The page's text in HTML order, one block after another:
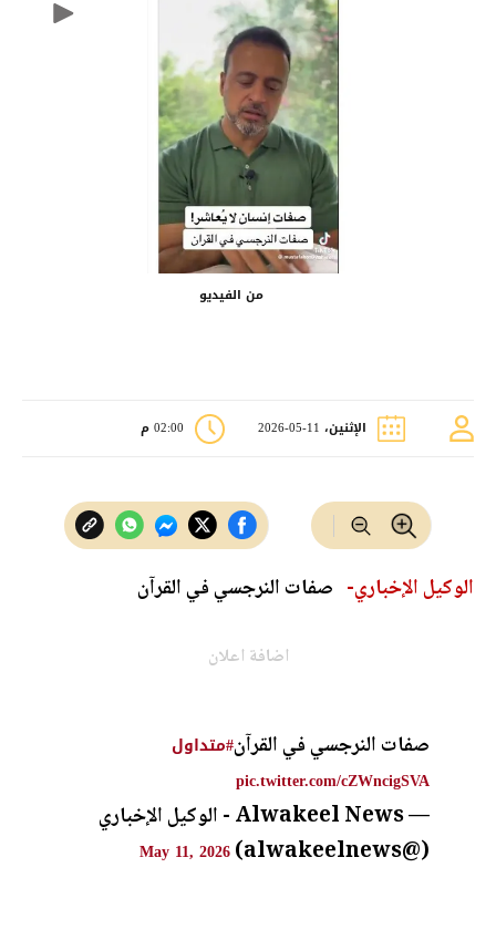
من الفيديو
الإثنين، 11-05-2026 02:00 م
الوكيل الإخباري- صفات النرجسي في القرآن
اضافة اعلان
صفات النرجسي في القرآن#متداول
pic.twitter.com/cZWncigSVA
— Alwakeel News - الوكيل الإخباري
(@alwakeelnews)
May 11, 2026